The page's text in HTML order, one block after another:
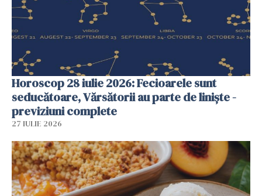
Horoscop 28 iulie 2026: Fecioarele sunt
seducătoare, Vărsătorii au parte de liniște -
previziuni complete
27 IULIE 2026